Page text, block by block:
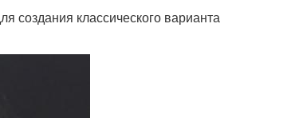
создания классического варианта